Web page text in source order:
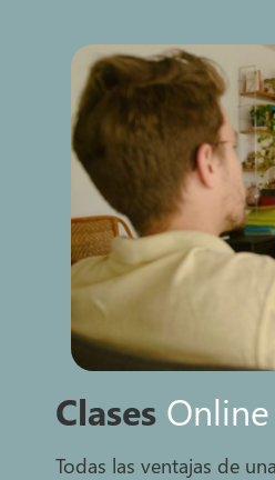
Clases Online
Todas las ventajas de